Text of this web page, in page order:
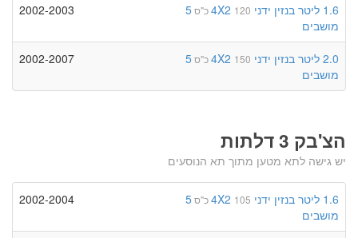
1.6 ליטר בנזין ידני 4X2 120 כ"ס
5
מושבים
2002-2003
2.0 ליטר בנזין ידני 4X2 150 כ"ס
5
מושבים
2002-2007
הצ'בק 3 דלתות
יש גישה לתא מטען מתוך תא הנוסעים
1.6 ליטר בנזין ידני 4X2 105 כ"ס
5
מושבים
2002-2004